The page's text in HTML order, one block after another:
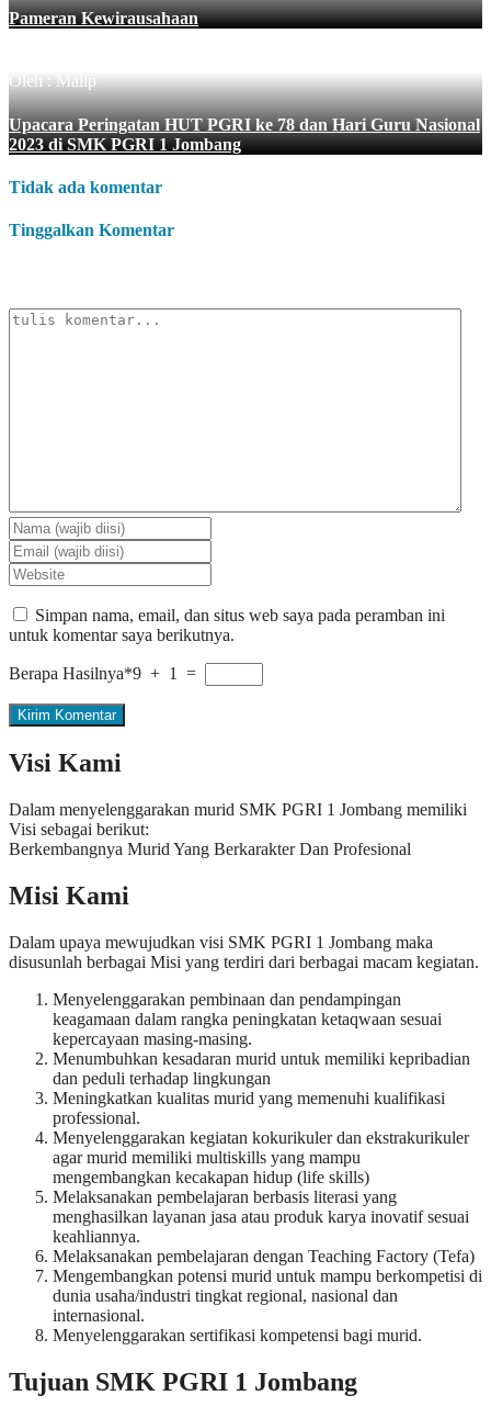
Pameran Kewirausahaan
Oleh : Malip
Upacara Peringatan HUT PGRI ke 78 dan Hari Guru Nasional
2023 di SMK PGRI 1 Jombang
Tidak ada komentar
Tinggalkan Komentar
Simpan nama, email, dan situs web saya pada peramban ini
untuk komentar saya berikutnya.
Berapa Hasilnya*9 + 1 =
Visi Kami
Dalam menyelenggarakan murid SMK PGRI 1 Jombang memiliki
Visi sebagai berikut:
Berkembangnya Murid Yang Berkarakter Dan Profesional
Misi Kami
Dalam upaya mewujudkan visi SMK PGRI 1 Jombang maka
disusunlah berbagai Misi yang terdiri dari berbagai macam kegiatan.
Menyelenggarakan pembinaan dan pendampingan
keagamaan dalam rangka peningkatan ketaqwaan sesuai
kepercayaan masing-masing.
Menumbuhkan kesadaran murid untuk memiliki kepribadian
dan peduli terhadap lingkungan
Meningkatkan kualitas murid yang memenuhi kualifikasi
professional.
Menyelenggarakan kegiatan kokurikuler dan ekstrakurikuler
agar murid memiliki multiskills yang mampu
mengembangkan kecakapan hidup (life skills)
Melaksanakan pembelajaran berbasis literasi yang
menghasilkan layanan jasa atau produk karya inovatif sesuai
keahliannya.
Melaksanakan pembelajaran dengan Teaching Factory (Tefa)
Mengembangkan potensi murid untuk mampu berkompetisi di
dunia usaha/industri tingkat regional, nasional dan
internasional.
Menyelenggarakan sertifikasi kompetensi bagi murid.
Tujuan SMK PGRI 1 Jombang